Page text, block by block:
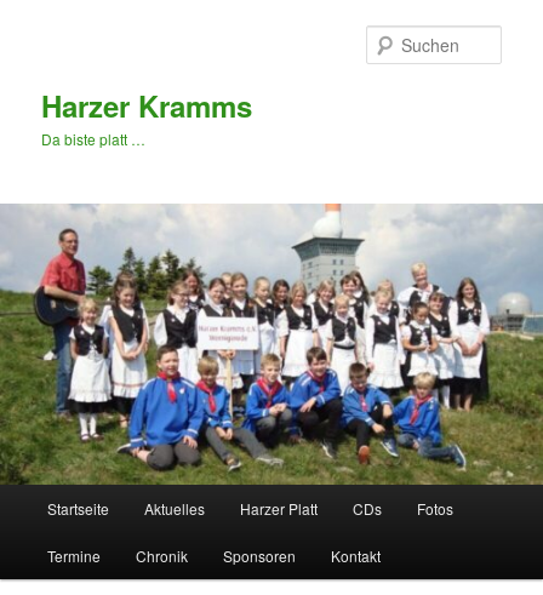
Harzer Kramms
Da biste platt …
Startseite Aktuelles Harzer Platt CDs Fotos
Termine Chronik Sponsoren Kontakt